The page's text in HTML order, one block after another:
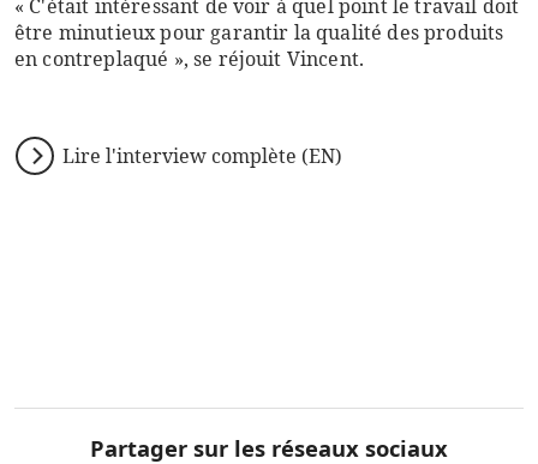
« C'était intéressant de voir à quel point le travail doit
être minutieux pour garantir la qualité des produits
en contreplaqué », se réjouit Vincent.
Lire l'interview complète (EN)
Partager sur les réseaux sociaux